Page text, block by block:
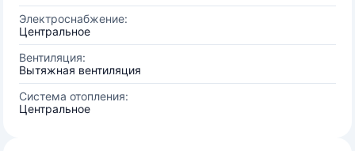
Электроснабжение:
Центральное
Вентиляция:
Вытяжная вентиляция
Система отопления:
Центральное